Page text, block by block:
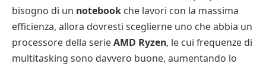
bisogno di un notebook che lavori con la massima
efficienza, allora dovresti sceglierne uno che abbia un
processore della serieAMD Ryzen, le cui frequenze di
multitasking sono davvero buone, aumentando lo